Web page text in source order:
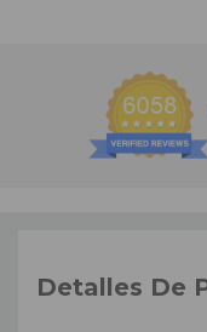
Detalles De